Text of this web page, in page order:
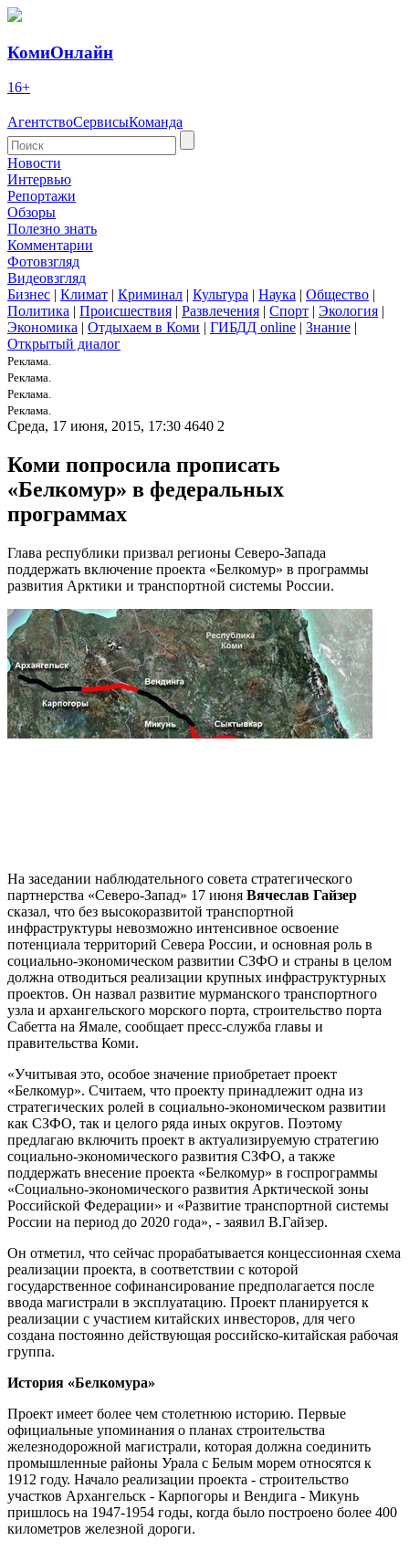
КомиОнлайн
16+
АгентствоСервисыКоманда
Новости
Интервью
Репортажи
Обзоры
Полезно знать
Комментарии
Фотовзгляд
Видеовзгляд
Бизнес | Климат | Криминал | Культура | Наука | Общество |
Политика | Происшествия | Развлечения | Спорт | Экология |
Экономика | Отдыхаем в Коми | ГИБДД online | Знание |
Открытый диалог
Реклама.
Реклама.
Реклама.
Реклама.
Среда, 17 июня, 2015, 17:30 4640 2
Коми попросила прописать
«Белкомур» в федеральных
программах
Глава республики призвал регионы Северо-Запада
поддержать включение проекта «Белкомур» в программы
развития Арктики и транспортной системы России.
На заседании наблюдательного совета стратегического
партнерства «Северо-Запад» 17 июня Вячеслав Гайзер
сказал, что без высокоразвитой транспортной
инфраструктуры невозможно интенсивное освоение
потенциала территорий Севера России, и основная роль в
социально-экономическом развитии СЗФО и страны в целом
должна отводиться реализации крупных инфраструктурных
проектов. Он назвал развитие мурманского транспортного
узла и архангельского морского порта, строительство порта
Сабетта на Ямале, сообщает пресс-служба главы и
правительства Коми.
«Учитывая это, особое значение приобретает проект
«Белкомур». Считаем, что проекту принадлежит одна из
стратегических ролей в социально-экономическом развитии
как СЗФО, так и целого ряда иных округов. Поэтому
предлагаю включить проект в актуализируемую стратегию
социально-экономического развития СЗФО, а также
поддержать внесение проекта «Белкомур» в госпрограммы
«Социально-экономического развития Арктической зоны
Российской Федерации» и «Развитие транспортной системы
России на период до 2020 года», - заявил В.Гайзер.
Он отметил, что сейчас прорабатывается концессионная схема
реализации проекта, в соответствии с которой
государственное софинансирование предполагается после
ввода магистрали в эксплуатацию. Проект планируется к
реализации с участием китайских инвесторов, для чего
создана постоянно действующая российско-китайская рабочая
группа.
История «Белкомура»
Проект имеет более чем столетнюю историю. Первые
официальные упоминания о планах строительства
железнодорожной магистрали, которая должна соединить
промышленные районы Урала с Белым морем относятся к
1912 году. Начало реализации проекта - строительство
участков Архангельск - Карпогоры и Вендига - Микунь
пришлось на 1947-1954 годы, когда было построено более 400
километров железной дороги.